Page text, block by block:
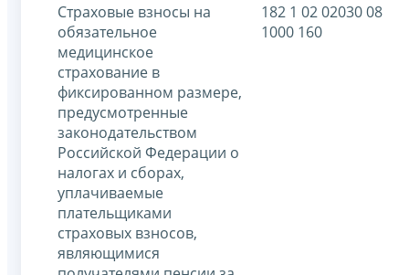
Страховые взносы на
обязательное
медицинское
страхование в
фиксированном размере,
предусмотренные
законодательством
Российской Федерации о
налогах и сборах,
уплачиваемые
плательщиками
страховых взносов,
являющимися
182 1 02 02030 08
1000 160